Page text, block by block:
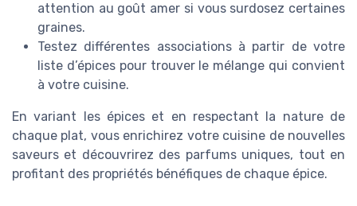
attention au goût amer si vous surdosez certaines
graines.
Testez différentes associations à partir de votre
liste d’épices pour trouver le mélange qui convient
à votre cuisine.
En variant les épices et en respectant la nature de
chaque plat, vous enrichirez votre cuisine de nouvelles
saveurs et découvrirez des parfums uniques, tout en
profitant des propriétés bénéfiques de chaque épice.